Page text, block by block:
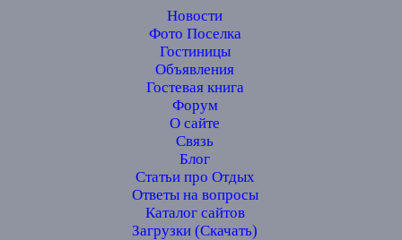
Новости
Фото Поселка
Гостиницы
Объявления
Гостевая книга
Форум
О сайте
Связь
Блог
Статьи про Отдых
Ответы на вопросы
Каталог сайтов
Загрузки (Скачать)